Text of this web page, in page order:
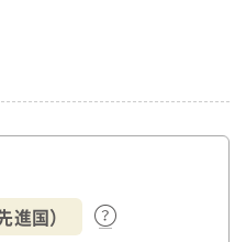
進国）